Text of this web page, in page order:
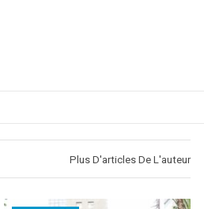
Plus D'articles De L'auteur